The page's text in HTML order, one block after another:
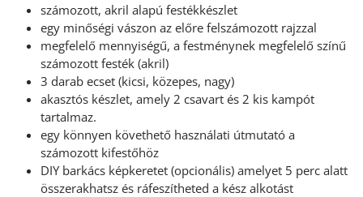
számozott, akril alapú festékkészlet
egy minőségi vászon az előre felszámozott rajzzal
megfelelő mennyiségű, a festménynek megfelelő színű
számozott festék (akril)
3 darab ecset (kicsi, közepes, nagy)
akasztós készlet, amely 2 csavart és 2 kis kampót
tartalmaz.
egy könnyen követhető használati útmutató a
számozott kifestőhöz
DIY barkács képkeretet (opcionális) amelyet 5 perc alatt
összerakhatsz és ráfeszítheted a kész alkotást